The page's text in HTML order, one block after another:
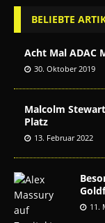
BELIEBTE
Acht Mal ADAC
30. Oktober 2019
Malcolm
Platz
13. Februar 2022
11.